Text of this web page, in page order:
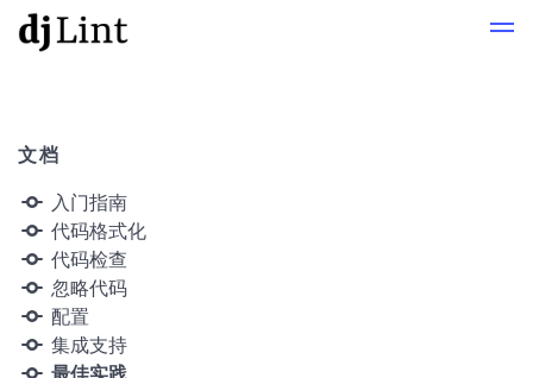
文档
入门指南
代码格式化
代码检查
忽略代码
配置
集成支持
最佳实践